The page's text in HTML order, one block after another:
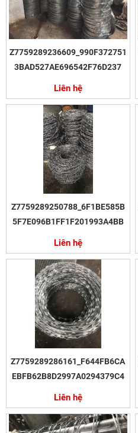
Z7759289236609_990F372751
3BAD527AE696542F76D237
Liên hệ
Z7759289250788_6F1BE585B
5F7E096B1FF1F201993A4BB
Liên hệ
Z7759289286161_F644FB6CA
EBFB62B8D2997A0294379C4
Liên hệ